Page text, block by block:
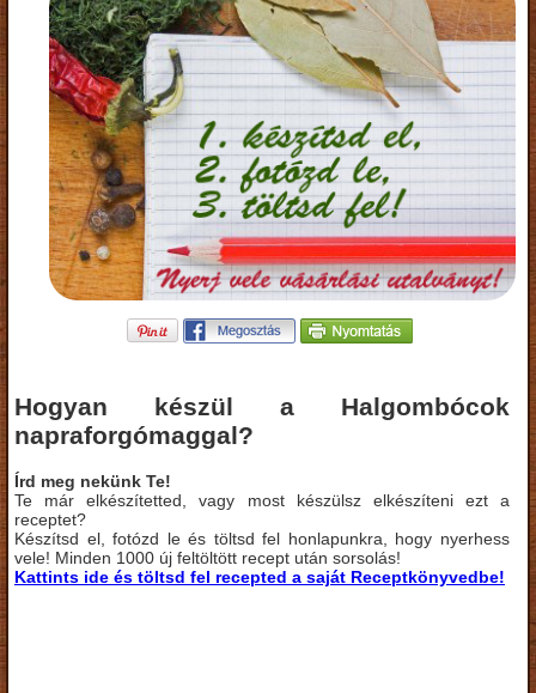
Hogyan készül a Halgombócok
napraforgómaggal?
Írd meg nekünk Te!
Te már elkészítetted, vagy most készülsz elkészíteni ezt a
receptet?
Készítsd el, fotózd le és töltsd fel honlapunkra, hogy nyerhess
vele! Minden 1000 új feltöltött recept után sorsolás!
Kattints ide és töltsd fel recepted a saját Receptkönyvedbe!